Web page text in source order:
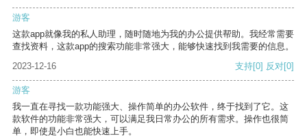
游客
这款app就像我的私人助理，随时随地为我的办公提供帮助。我经常需要
查找资料，这款app的搜索功能非常强大，能够快速找到我需要的信息。
2023-12-16
支持[0] 反对[0]
游客
我一直在寻找一款功能强大、操作简单的办公软件，终于找到了它。这
款软件的功能非常强大，可以满足我日常办公的所有需求。操作也很简
单，即使是小白也能快速上手。